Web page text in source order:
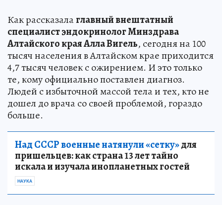
Как рассказалаглавный внештатный
специалист эндокринолог Минздрава
Алтайского края Алла Вигель, сегодня на 100
тысяч населения в Алтайском крае приходится
4,7 тысяч человек с ожирением. И это только
те, кому официально поставлен диагноз.
Людей с избыточной массой тела и тех, кто не
дошел до врача со своей проблемой, гораздо
больше.
Над СССР военные натянули «сетку»для
пришельцев: как страна 13 лет тайно
искала и изучала инопланетных гостей
НАУКА